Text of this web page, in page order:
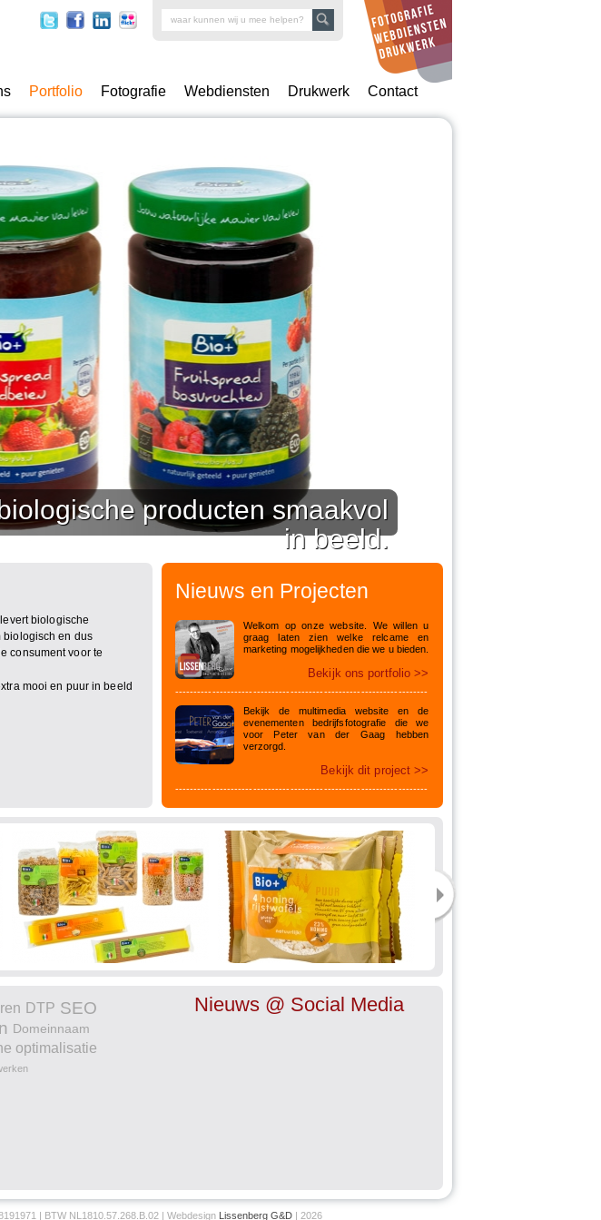
Portfolio Fotografie Webdiensten Drukwerk Contact
producten smaakvol
in beeld.
biologische
biologisch en dus
consument voor te
mooi en puur in beeld
Nieuws en Projecten
Welkom op onze website. We willen u
graag laten zien welke relcame en
marketing mogelijkheden die we u bieden.
Bekijk ons portfolio >>
--------------------------------------------------------------------
Bekijk de multimedia website en de
evenementen bedrijfsfotografie die we
voor Peter van der Gaag hebben
verzorgd.
Bekijk dit project >>
--------------------------------------------------------------------
DTP SEO
Domeinnaam
optimalisatie
Nieuws @ Social Media
| BTW NL1810.57.268.B.02 | Webdesign Lissenberg G&D| 2026